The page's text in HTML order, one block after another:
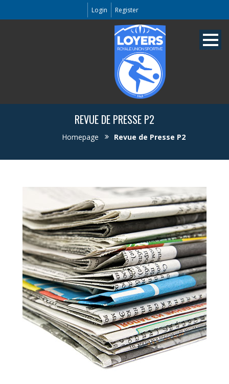
Login Register
REVUE DE PRESSE P2
Homepage Revue de Presse P2